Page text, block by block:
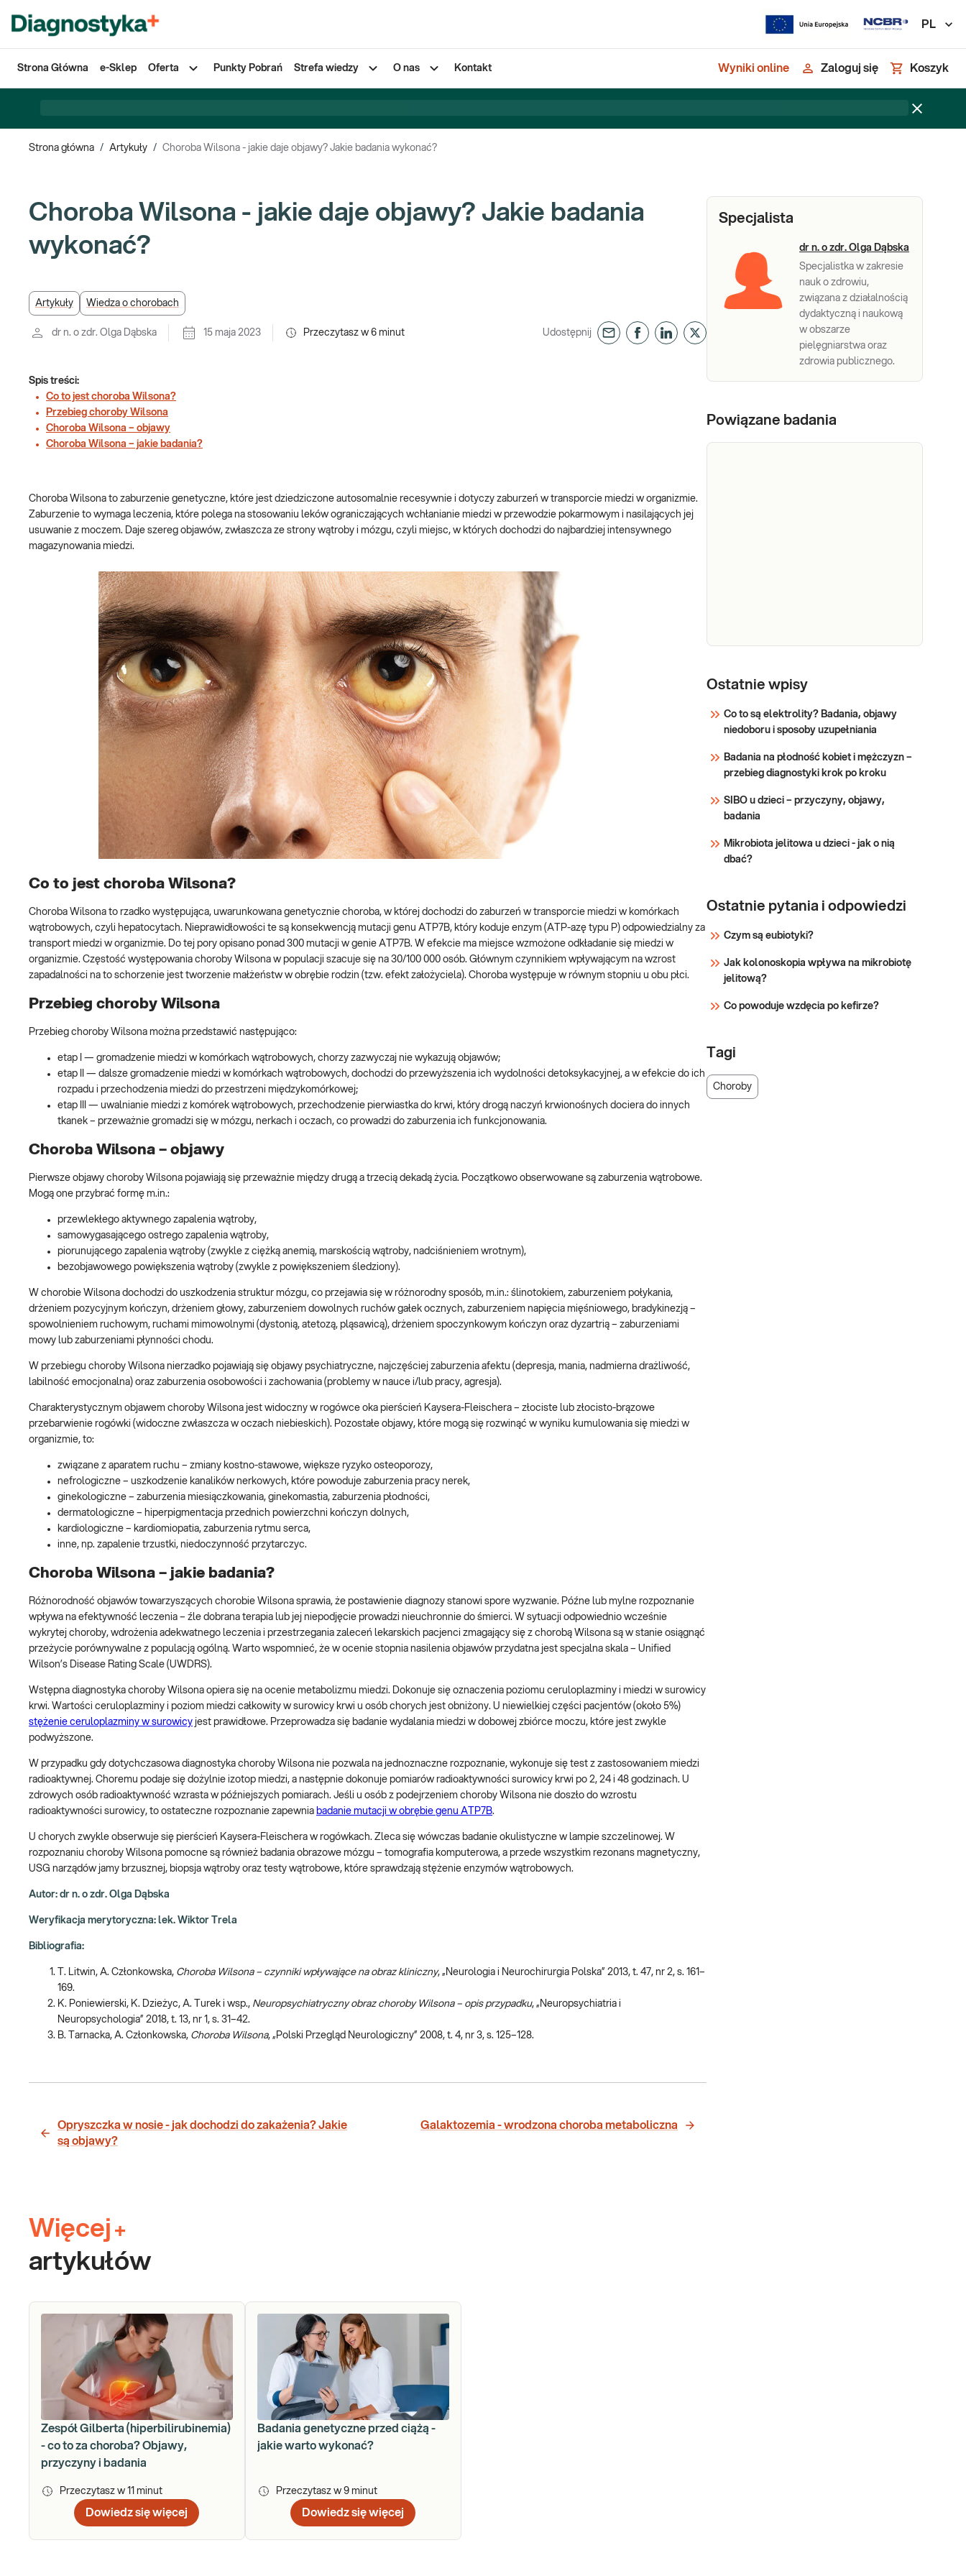
PL
Strona Główna e-Sklep Oferta Punkty Pobrań Strefa wiedzy O nas Kontakt Wyniki online Zaloguj się Koszyk
Strona główna / Artykuły / Choroba Wilsona - jakie daje objawy? Jakie badania wykonać?
Choroba Wilsona - jakie daje objawy? Jakie badania
wykonać?
Artykuły Wiedza o chorobach
dr n. o zdr. Olga Dąbska 15 maja 2023 Przeczytasz w 6 minut Udostępnij
Spis treści:
Co to jest choroba Wilsona?
Przebieg choroby Wilsona
Choroba Wilsona – objawy
Choroba Wilsona – jakie badania?
Choroba Wilsona to zaburzenie genetyczne, które jest dziedziczone autosomalnie recesywnie i dotyczy zaburzeń w transporcie miedzi w organizmie.
Zaburzenie to wymaga leczenia, które polega na stosowaniu leków ograniczających wchłanianie miedzi w przewodzie pokarmowym i nasilających jej
usuwanie z moczem. Daje szereg objawów, zwłaszcza ze strony wątroby i mózgu, czyli miejsc, w których dochodzi do najbardziej intensywnego
magazynowania miedzi.
Co to jest choroba Wilsona?
Choroba Wilsona to rzadko występująca, uwarunkowana genetycznie choroba, w której dochodzi do zaburzeń w transporcie miedzi w komórkach
wątrobowych, czyli hepatocytach. Nieprawidłowości te są konsekwencją mutacji genu ATP7B, który koduje enzym (ATP-azę typu P) odpowiedzialny za
transport miedzi w organizmie. Do tej pory opisano ponad 300 mutacji w genie ATP7B. W efekcie ma miejsce wzmożone odkładanie się miedzi w
organizmie. Częstość występowania choroby Wilsona w populacji szacuje się na 30/100 000 osób. Głównym czynnikiem wpływającym na wzrost
zapadalności na to schorzenie jest tworzenie małżeństw w obrębie rodzin (tzw. efekt założyciela). Choroba występuje w równym stopniu u obu płci.
Przebieg choroby Wilsona
Przebieg choroby Wilsona można przedstawić następująco:
etap I — gromadzenie miedzi w komórkach wątrobowych, chorzy zazwyczaj nie wykazują objawów;
etap II — dalsze gromadzenie miedzi w komórkach wątrobowych, dochodzi do przewyższenia ich wydolności detoksykacyjnej, a w efekcie do ich
rozpadu i przechodzenia miedzi do przestrzeni międzykomórkowej;
etap III — uwalnianie miedzi z komórek wątrobowych, przechodzenie pierwiastka do krwi, który drogą naczyń krwionośnych dociera do innych
tkanek – przeważnie gromadzi się w mózgu, nerkach i oczach, co prowadzi do zaburzenia ich funkcjonowania.
Choroba Wilsona – objawy
Pierwsze objawy choroby Wilsona pojawiają się przeważnie między drugą a trzecią dekadą życia. Początkowo obserwowane są zaburzenia wątrobowe.
Mogą one przybrać formę m.in.:
przewlekłego aktywnego zapalenia wątroby,
samowygasającego ostrego zapalenia wątroby,
piorunującego zapalenia wątroby (zwykle z ciężką anemią, marskością wątroby, nadciśnieniem wrotnym),
bezobjawowego powiększenia wątroby (zwykle z powiększeniem śledziony).
W chorobie Wilsona dochodzi do uszkodzenia struktur mózgu, co przejawia się w różnorodny sposób, m.in.: ślinotokiem, zaburzeniem połykania,
drżeniem pozycyjnym kończyn, drżeniem głowy, zaburzeniem dowolnych ruchów gałek ocznych, zaburzeniem napięcia mięśniowego, bradykinezją –
spowolnieniem ruchowym, ruchami mimowolnymi (dystonią, atetozą, pląsawicą), drżeniem spoczynkowym kończyn oraz dyzartrią – zaburzeniami
mowy lub zaburzeniami płynności chodu.
W przebiegu choroby Wilsona nierzadko pojawiają się objawy psychiatryczne, najczęściej zaburzenia afektu (depresja, mania, nadmierna drażliwość,
labilność emocjonalna) oraz zaburzenia osobowości i zachowania (problemy w nauce i/lub pracy, agresja).
Charakterystycznym objawem choroby Wilsona jest widoczny w rogówce oka pierścień Kaysera-Fleischera – złociste lub złocisto-brązowe
przebarwienie rogówki (widoczne zwłaszcza w oczach niebieskich). Pozostałe objawy, które mogą się rozwinąć w wyniku kumulowania się miedzi w
organizmie, to:
związane z aparatem ruchu – zmiany kostno-stawowe, większe ryzyko osteoporozy,
nefrologiczne – uszkodzenie kanalików nerkowych, które powoduje zaburzenia pracy nerek,
ginekologiczne – zaburzenia miesiączkowania, ginekomastia, zaburzenia płodności,
dermatologiczne – hiperpigmentacja przednich powierzchni kończyn dolnych,
kardiologiczne – kardiomiopatia, zaburzenia rytmu serca,
inne, np. zapalenie trzustki, niedoczynność przytarczyc.
Choroba Wilsona – jakie badania?
Różnorodność objawów towarzyszących chorobie Wilsona sprawia, że postawienie diagnozy stanowi spore wyzwanie. Późne lub mylne rozpoznanie
wpływa na efektywność leczenia – źle dobrana terapia lub jej niepodjęcie prowadzi nieuchronnie do śmierci. W sytuacji odpowiednio wcześnie
wykrytej choroby, wdrożenia adekwatnego leczenia i przestrzegania zaleceń lekarskich pacjenci zmagający się z chorobą Wilsona są w stanie osiągnąć
przeżycie porównywalne z populacją ogólną. Warto wspomnieć, że w ocenie stopnia nasilenia objawów przydatna jest specjalna skala – Unified
Wilson’s Disease Rating Scale (UWDRS).
Wstępna diagnostyka choroby Wilsona opiera się na ocenie metabolizmu miedzi. Dokonuje się oznaczenia poziomu ceruloplazminy i miedzi w surowicy
krwi. Wartości ceruloplazminy i poziom miedzi całkowity w surowicy krwi u osób chorych jest obniżony. U niewielkiej części pacjentów (około 5%)
stężenie ceruloplazminy w surowicy jest prawidłowe. Przeprowadza się badanie wydalania miedzi w dobowej zbiórce moczu, które jest zwykle
podwyższone.
W przypadku gdy dotychczasowa diagnostyka choroby Wilsona nie pozwala na jednoznaczne rozpoznanie, wykonuje się test z zastosowaniem miedzi
radioaktywnej. Choremu podaje się dożylnie izotop miedzi, a następnie dokonuje pomiarów radioaktywności surowicy krwi po 2, 24 i 48 godzinach. U
zdrowych osób radioaktywność wzrasta w późniejszych pomiarach. Jeśli u osób z podejrzeniem choroby Wilsona nie doszło do wzrostu
radioaktywności surowicy, to ostateczne rozpoznanie zapewnia badanie mutacji w obrębie genu ATP7B.
U chorych zwykle obserwuje się pierścień Kaysera-Fleischera w rogówkach. Zleca się wówczas badanie okulistyczne w lampie szczelinowej. W
rozpoznaniu choroby Wilsona pomocne są również badania obrazowe mózgu – tomografia komputerowa, a przede wszystkim rezonans magnetyczny,
USG narządów jamy brzusznej, biopsja wątroby oraz testy wątrobowe, które sprawdzają stężenie enzymów wątrobowych.
Autor: dr n. o zdr. Olga Dąbska
Weryfikacja merytoryczna: lek. Wiktor Trela
Bibliografia:
T. Litwin, A. Członkowska, Choroba Wilsona – czynniki wpływające na obraz kliniczny, „Neurologia i Neurochirurgia Polska” 2013, t. 47, nr 2, s. 161–
169.
K. Poniewierski, K. Dzieżyc, A. Turek i wsp., Neuropsychiatryczny obraz choroby Wilsona – opis przypadku, „Neuropsychiatria i
Neuropsychologia” 2018, t. 13, nr 1, s. 31–42.
B. Tarnacka, A. Członkowska, Choroba Wilsona, „Polski Przegląd Neurologiczny” 2008, t. 4, nr 3, s. 125–128.
Opryszczka w nosie - jak dochodzi do zakażenia? Jakie
są objawy?
Galaktozemia - wrodzona choroba metaboliczna
Więcej +
artykułów
Zespół Gilberta (hiperbilirubinemia)
- co to za choroba? Objawy,
przyczyny i badania
Przeczytasz w 11 minut
Dowiedz się więcej
Badania genetyczne przed ciążą -
jakie warto wykonać?
Przeczytasz w 9 minut
Dowiedz się więcej
Specjalista
dr n. o zdr. Olga Dąbska
Specjalistka w zakresie
nauk o zdrowiu,
związana z działalnością
dydaktyczną i naukową
w obszarze
pielęgniarstwa oraz
zdrowia publicznego.
Powiązane badania
Wilsona,
sekwencji
kodującej
genu
ATP7B
Choroba Wilsona (mutacja
H1069Q genu ATP7B). Badanie
najczęstszej mutacji
odpowiedzialnej za chorobę
wykrycia mutacji rzadkich.
Ostatnie wpisy
Co to są elektrolity? Badania, objawy
niedoboru i sposoby uzupełniania
Badania na płodność kobiet i mężczyzn –
przebieg diagnostyki krok po kroku
SIBO u dzieci – przyczyny, objawy,
badania
Mikrobiota jelitowa u dzieci - jak o nią
dbać?
Ostatnie pytania i odpowiedzi
Czym są eubiotyki?
Jak kolonoskopia wpływa na mikrobiotę
jelitową?
Co powoduje wzdęcia po kefirze?
Tagi
Choroby